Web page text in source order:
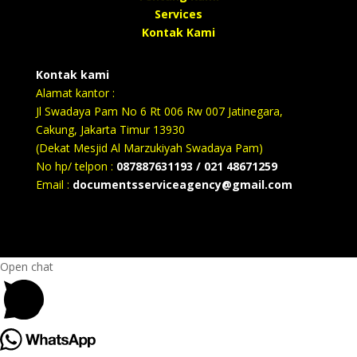
Services
Kontak Kami
Kontak kami
Alamat kantor :
Jl Swadaya Pam No 6 Rt 006 Rw 007 Jatinegara,
Cakung, Jakarta Timur 13930
(Dekat Mesjid Al Marzukiyah Swadaya Pam)
No hp/ telpon : 087887631193 / 021 48671259
Email : documentsserviceagency@gmail.com
Open chat